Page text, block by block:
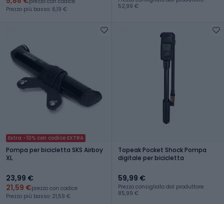
Prezzo più basso: 6,19 €
52,99 €
Extra -10% con codice EXTRA
Pompa per bicicletta SKS Airboy
XL
23,99 €
21,59 €prezzo con codice
Prezzo più basso: 21,59 €
Topeak Pocket Shock Pompa
digitale per bicicletta
59,99 €
Prezzo consigliato dal produttore:
85,99 €